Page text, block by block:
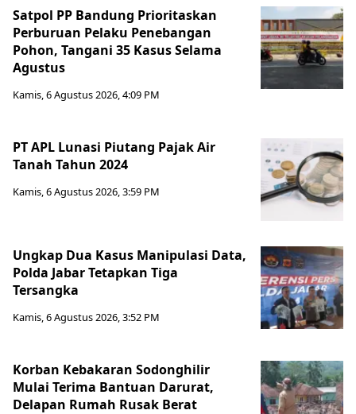
Satpol PP Bandung Prioritaskan
Perburuan Pelaku Penebangan
Pohon, Tangani 35 Kasus Selama
Agustus
Kamis, 6 Agustus 2026, 4:09 PM
PT APL Lunasi Piutang Pajak Air
Tanah Tahun 2024
Kamis, 6 Agustus 2026, 3:59 PM
Ungkap Dua Kasus Manipulasi Data,
Polda Jabar Tetapkan Tiga
Tersangka
Kamis, 6 Agustus 2026, 3:52 PM
Korban Kebakaran Sodonghilir
Mulai Terima Bantuan Darurat,
Delapan Rumah Rusak Berat